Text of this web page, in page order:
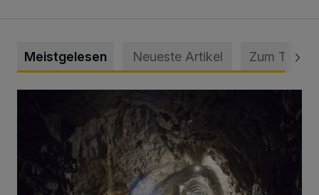
Meistgelesen Neueste Artikel Zum Thema